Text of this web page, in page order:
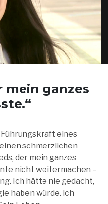
mein ganzes
Führungskraft eines
schmerzlichen
der mein ganzes
nicht weitermachen –
Ich hätte nie gedacht,
haben würde. Ich